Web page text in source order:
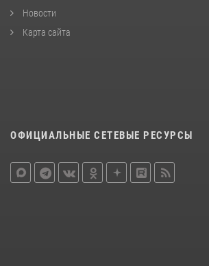
Новости
Карта сайта
ОФИЦИАЛЬНЫЕ СЕТЕВЫЕ РЕСУРСЫ